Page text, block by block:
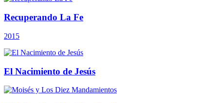
Recuperando La Fe
2015
El Nacimiento de Jesús